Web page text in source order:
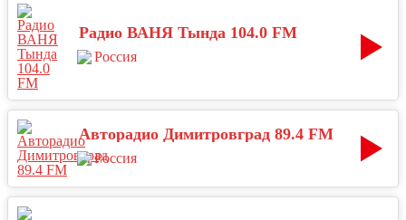
Радио ВАНЯ Тында 104.0 FM
Россия
Авторадио Димитровград 89.4 FM
Россия